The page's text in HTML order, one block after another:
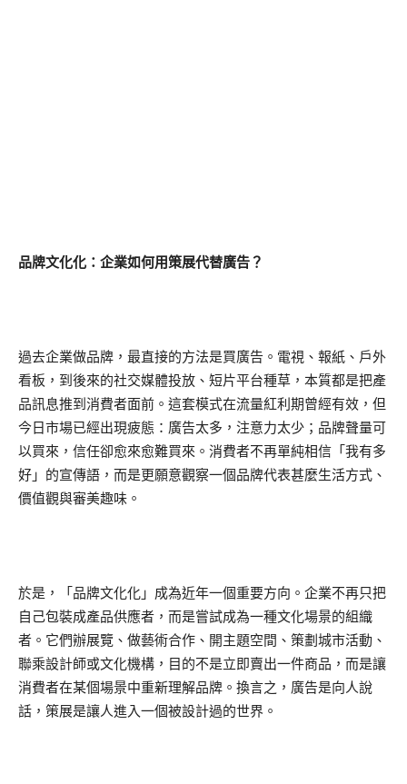
品牌文化化：企業如何用策展代替廣告？
過去企業做品牌，最直接的方法是買廣告。電視、報紙、戶外
看板，到後來的社交媒體投放、短片平台種草，本質都是把產
品訊息推到消費者面前。這套模式在流量紅利期曾經有效，但
今日市場已經出現疲態：廣告太多，注意力太少；品牌聲量可
以買來，信任卻愈來愈難買來。消費者不再單純相信「我有多
好」的宣傳語，而是更願意觀察一個品牌代表甚麼生活方式、
價值觀與審美趣味。
於是，「品牌文化化」成為近年一個重要方向。企業不再只把
自己包裝成產品供應者，而是嘗試成為一種文化場景的組織
者。它們辦展覽、做藝術合作、開主題空間、策劃城市活動、
聯乘設計師或文化機構，目的不是立即賣出一件商品，而是讓
消費者在某個場景中重新理解品牌。換言之，廣告是向人說
話，策展是讓人進入一個被設計過的世界。